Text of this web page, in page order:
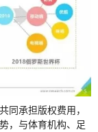
同承担版权费用，
，与体育机构、足